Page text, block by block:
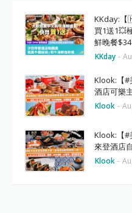
KKday:
買1送1💥
鮮晚餐
KKday -
Klook:【#
酒店可樂
Klook -
Klook:【#
來登酒店
Klook -